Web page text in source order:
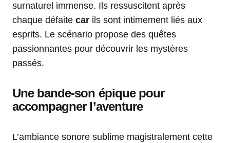
surnaturel immense. Ils ressuscitent après
chaque défaite car ils sont intimement liés aux
esprits. Le scénario propose des quêtes
passionnantes pour découvrir les mystères
passés.
Une bande-son épique pour
accompagner l’aventure
L’ambiance sonore sublime magistralement cette